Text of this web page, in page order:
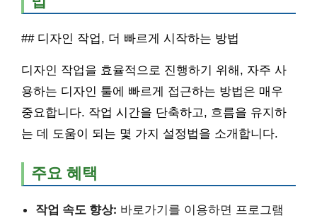
## 디자인 작업, 더 빠르게 시작하는 방법
디자인 작업을 효율적으로 진행하기 위해, 자주 사
용하는 디자인 툴에 빠르게 접근하는 방법은 매우
중요합니다. 작업 시간을 단축하고, 흐름을 유지하
는 데 도움이 되는 몇 가지 설정법을 소개합니다.
주요 혜택
작업 속도 향상: 바로가기를 이용하면 프로그램